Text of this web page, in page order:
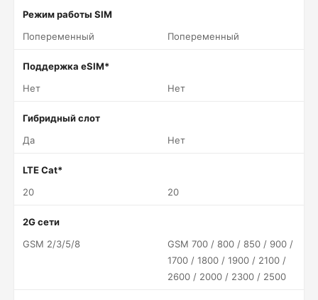
Режим работы SIM
Попеременный
Попеременный
Поддержка eSIM*
Нет
Нет
Гибридный слот
Да
Нет
LTE Cat*
20
20
2G сети
GSM 2/3/5/8
GSM 700 / 800 / 850 / 900 /
1700 / 1800 / 1900 / 2100 /
2600 / 2000 / 2300 / 2500